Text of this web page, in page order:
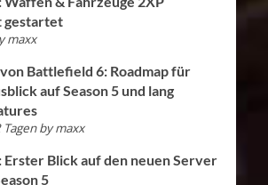
gestartet
maxx
Battlefield 6: Roadmap für
auf Season 5 und lang
Tagen bymaxx
Blick auf den neuen Server
5